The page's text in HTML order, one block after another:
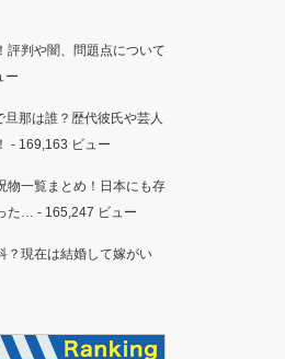
評判や闇、問題点について
ー
旦那は誰？歴代彼氏や芸人
- 169,163 ビュー
物一覧まとめ！日本にも存
た… - 165,247 ビュー
？現在は結婚して嫁がい